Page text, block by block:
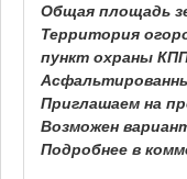
Общая площадь
Территория
пункт охраны
Приглашаем на
Возможен
Подробнее в